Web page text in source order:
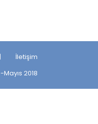
İletişim
-Mayıs 2018